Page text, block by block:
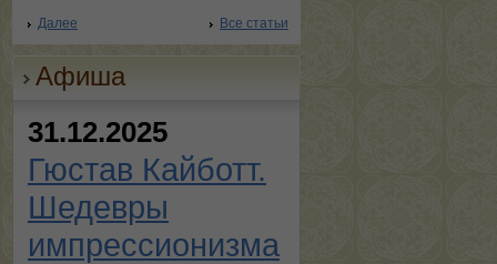
Далее Все статьи
Афиша
31.12.2025
Гюстав Кайботт.
Шедевры
импрессионизма